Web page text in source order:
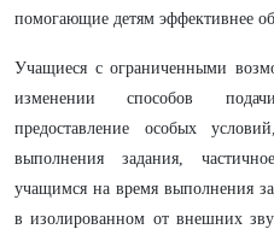
помогающие детям эффективнее
Учащиеся с ограниченными
изменении способов
предоставление особых
выполнения задания,
учащимся на время выполнения
в изолированном от внешних